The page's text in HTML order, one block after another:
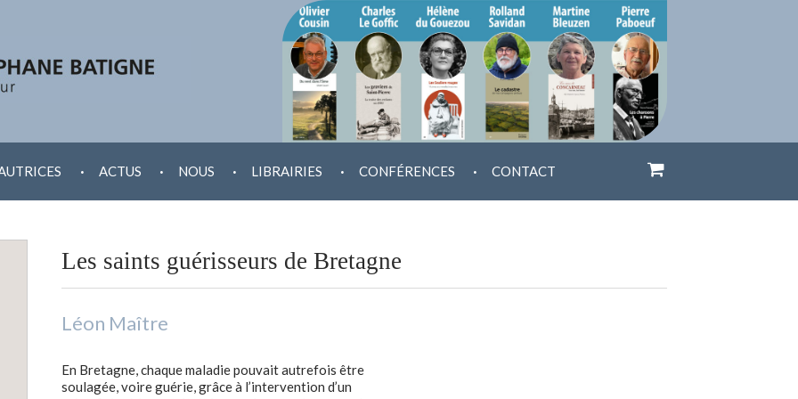
. ACTUS . NOUS . LIBRAIRIES . CONFÉRENCES . CONTACT
Les saints guérisseurs de Bretagne
Léon Maître
En Bretagne, chaque maladie pouvait autrefois être
soulagée, voire guérie, grâce à l’intervention d’un